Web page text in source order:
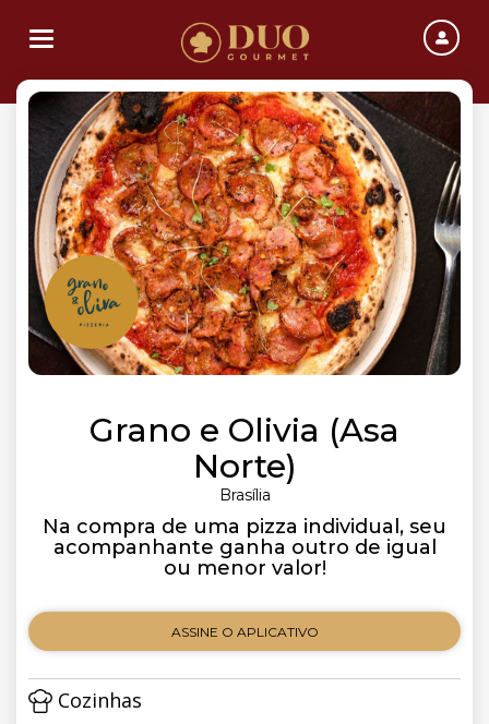
Toggle navigation
Grano e Olivia (Asa
Norte)
Brasília
Na compra de uma pizza individual, seu
acompanhante ganha outro de igual
ou menor valor!
ASSINE O APLICATIVO
Cozinhas